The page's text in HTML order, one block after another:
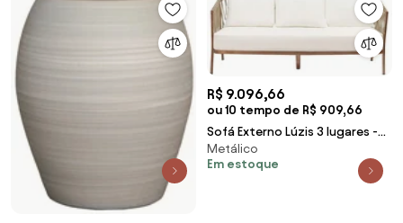
R$ 9.096,66
ou 10 tempo de R$ 909,66
Sofá Externo Lúzis 3 lugares -
Wood Prime SB 29123
Metálico
Em estoque